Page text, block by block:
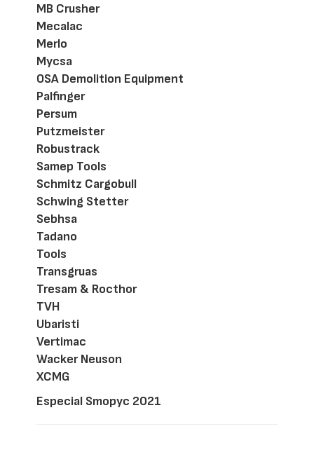
MB Crusher
Mecalac
Merlo
Mycsa
OSA Demolition Equipment
Palfinger
Persum
Putzmeister
Robustrack
Samep Tools
Schmitz Cargobull
Schwing Stetter
Sebhsa
Tadano
Tools
Transgruas
Tresam & Rocthor
TVH
Ubaristi
Vertimac
Wacker Neuson
XCMG
Especial Smopyc 2021